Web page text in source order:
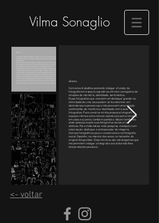
Vilma Sonaglio
Com estes trabalhos pretendo indagar a função da fotografia em espaços
expositivos íntimos carregados de relações de memória, identidade,
sentimentos.
Essas fotografias que recebem um destaque grande na intimidade de uma
casa podem se transformar em abstratas para pessoas que não possuem
uma relação sentimental, de memória e identidade com essas
fotografias.
Para construir minha proposta fotografo espaços íntimos como
móveis repletos de porta-retratos em salas e quartos, também painéis e
álbuns familiares onde pessoas expõe suas fotografias sociais e/ou
afetivas. Para materializar esta pesquisa, manipulo com solarização,
desfoque e sobreposição de imagens, técnicas fotográficas pouco
permitem indagar a fotografia social doando-lhes interpretações pessoais.
altares
Com estes trabalhos pretendo indagar a função da
fotografia em espaços expositivos íntimos carregados de
relações de memória, identidade, sentimentos.
Essas fotografias que recebem um destaque grande na
intimidade de uma casa podem se transformar em
abstratas para pessoas que não possuem uma relação
sentimental, de memória e identidade com essas
fotografias.Para construir minha proposta fotografo
espaços íntimos como móveis repletos de porta-retratos
em salas e quartos, também painéis e álbuns familiares
onde pessoas expõe suas fotografias sociais e/ou
afetivas. Para materializar esta pesquisa, manipulo com
solarização, desfoque e sobreposição de imagens,
técnicas fotográficas pouco convencionais na fotografia
social. Exponho, na maioria das vezes, no tamanho do
original fotografado. Estas técnicas são estratagemas que
me permitem indagar a fotografia social doando-lhes
interpretações pessoais.
<- voltar